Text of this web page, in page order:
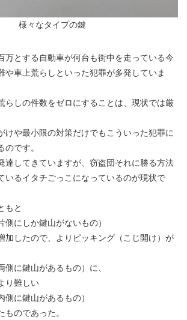
様々なタイプの鍵
万とする自動車が何台も街中を走っている今
や車上荒らしといった犯罪が多発していま
らしの件数をゼロにすることは、現状では厳
けや最小限の対策だけでもこういった犯罪に
のです。
達してきていますが、窃盗団それに勝る方法
いるイタチごっこになっているのが現状で
もと
側にしか鍵山がないもの）
加したので、よりピッキング（こじ開け）が
側に鍵山があるもの）に、
り難しい
側に鍵山があるもの）
のであった。